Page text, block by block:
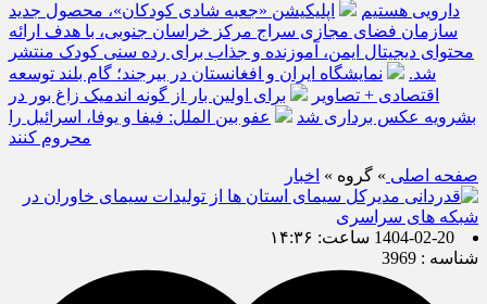
دارویی هستیم
اپلیکیشن «جعبه شادی کودکان»، محصول جدید
سازمان فضای مجازی سراج مرکز خراسان جنوبی، با هدف ارائه
محتوای دیجیتال ایمن، آموزنده و جذاب برای رده سنی کودک منتشر
شد.
نمایشگاه ایران و افغانستان در بیرجند؛ گام بلند توسعه
اقتصادی + تصاویر
برای اولین بار از گونه اندمیک زاغ بور در
بشرویه عکس برداری شد
عفو بین الملل: فیفا و یوفا، اسرائیل را
محروم کنند
صفحه اصلی » گروه » اخبار
1404-02-20 ساعت: ۱۴:۳۶
شناسه : 3969